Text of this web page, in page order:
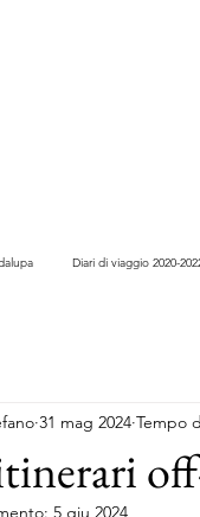
Diari di viaggio 2020-
31 mag 2024 Tempo
5 giu 2024